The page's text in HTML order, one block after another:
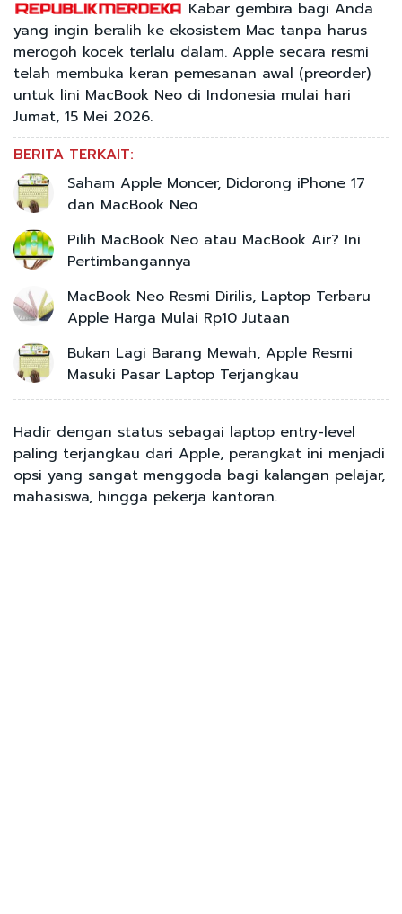
Kabar gembira bagi Anda
yang ingin beralih ke ekosistem Mac tanpa harus
merogoh kocek terlalu dalam. Apple secara resmi
telah membuka keran pemesanan awal (preorder)
untuk lini MacBook Neo di Indonesia mulai hari
Jumat, 15 Mei 2026.
BERITA TERKAIT:
Saham Apple Moncer, Didorong iPhone 17
dan MacBook Neo
Pilih MacBook Neo atau MacBook Air? Ini
Pertimbangannya
MacBook Neo Resmi Dirilis, Laptop Terbaru
Apple Harga Mulai Rp10 Jutaan
Bukan Lagi Barang Mewah, Apple Resmi
Masuki Pasar Laptop Terjangkau
Hadir dengan status sebagai laptop entry-level
paling terjangkau dari Apple, perangkat ini menjadi
opsi yang sangat menggoda bagi kalangan pelajar,
mahasiswa, hingga pekerja kantoran.